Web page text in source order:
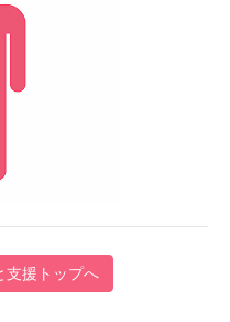
支援トップへ